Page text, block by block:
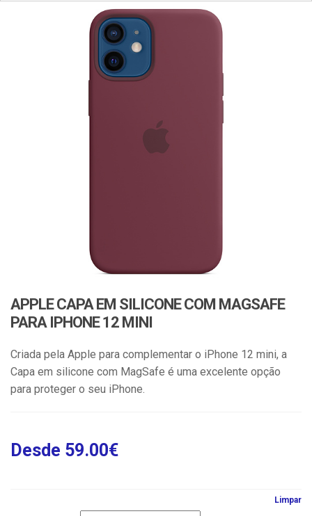
APPLE CAPA EM SILICONE COM MAGSAFE
PARA IPHONE 12 MINI
Criada pela Apple para complementar o iPhone 12 mini, a
Capa em silicone com MagSafe é uma excelente opção
para proteger o seu iPhone.
Desde 59.00€
Limpar